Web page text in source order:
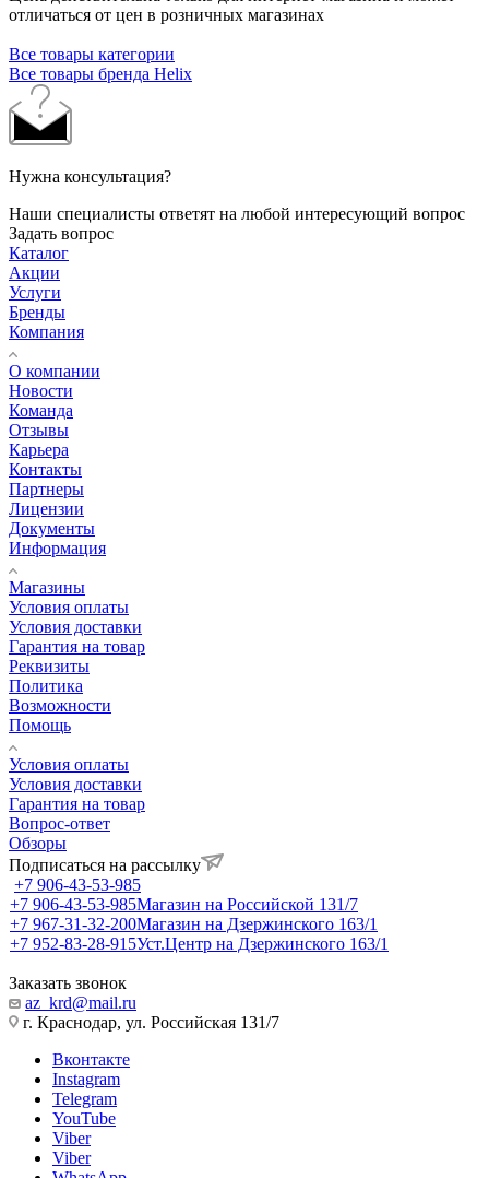
отличаться от цен в розничных магазинах
Все товары категории
Все товары бренда Helix
Нужна консультация?
Наши специалисты ответят на любой интересующий вопрос
Задать вопрос
Каталог
Акции
Услуги
Бренды
Компания
О компании
Новости
Команда
Отзывы
Карьера
Контакты
Партнеры
Лицензии
Документы
Информация
Магазины
Условия оплаты
Условия доставки
Гарантия на товар
Реквизиты
Политика
Возможности
Помощь
Условия оплаты
Условия доставки
Гарантия на товар
Вопрос-ответ
Обзоры
Подписаться на рассылку
+7 906-43-53-985
+7 906-43-53-985Магазин на Российской 131/7
+7 967-31-32-200Магазин на Дзержинского 163/1
+7 952-83-28-915Уст.Центр на Дзержинского 163/1
Заказать звонок
az_krd@mail.ru
г. Краснодар, ул. Российская 131/7
Вконтакте
Instagram
Telegram
YouTube
Viber
Viber